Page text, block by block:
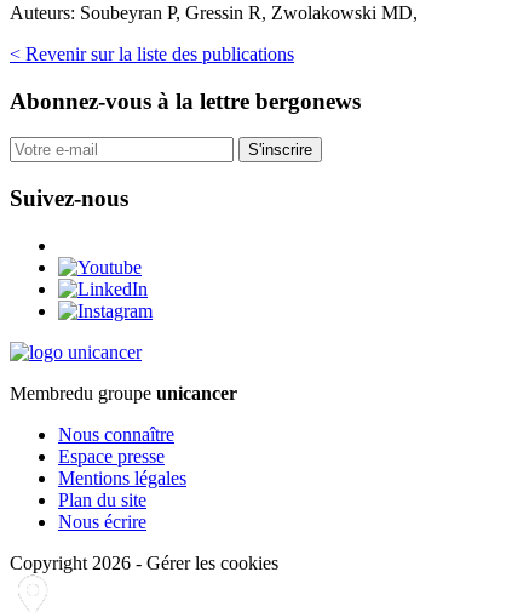
Auteurs: Soubeyran P, Gressin R, Zwolakowski MD,
< Revenir sur la liste des publications
Abonnez-vous à la lettre bergonews
S'inscrire
Suivez-nous
Membredu groupe unicancer
Nous connaître
Espace presse
Mentions légales
Plan du site
Nous écrire
Copyright 2026 - Gérer les cookies